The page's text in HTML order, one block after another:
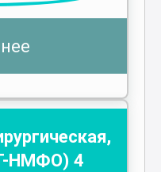
,
НМФО) 4